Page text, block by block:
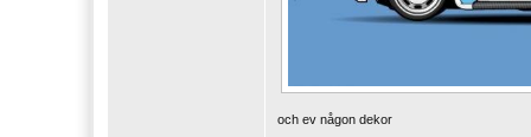
och ev någon dekor